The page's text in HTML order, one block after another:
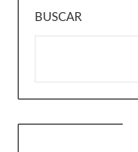
BUSCAR